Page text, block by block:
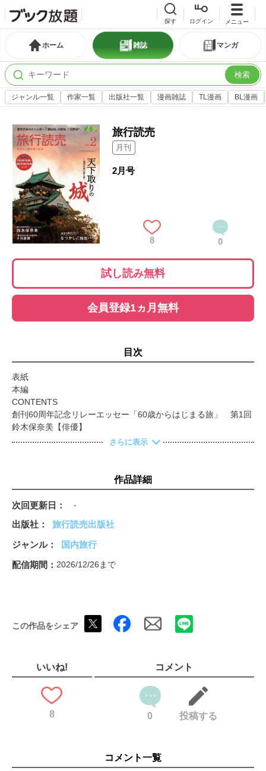
探す ログイン メニュー
ホーム 雑誌 マンガ
検索
ジャンル一覧 作家一覧 出版社一覧 漫画雑誌 TL漫画 BL漫画
旅行読売
月刊
2月号
8 0
試し読み無料
会員登録1ヵ月無料
目次
表紙
本編
CONTENTS
創刊60周年記念リレーエッセー「60歳からはじまる旅」 第1回
鈴木保奈美【俳優】
岩合光昭のちょっとネコ旅
グラビア 美しき城 畠中和久（城郭写真家）
大和大納言・秀長の100万石の城 郡山城 ◉奈良
埋められていた豊臣期の石垣を公開 大阪城 ◉大阪
生野銀山の防衛を担った“天空の城” 竹田城 ◉兵庫
紀州徳川家へとつながる平山城 和歌山城 ◉和歌山
秀吉が礎を築いた近世城郭の傑作 姫路城 ◉兵庫
コラム 大河ドラマ「豊臣兄弟！」見どころ
初めての城巡りの楽しみ方
豊臣軍の水攻めに耐えた浮き城 忍城 ◉埼玉
［ガイド］九戸城 ◉岩手 金山城 ◉群馬
［ガイド］富山城 ◉富山 長浜城 ◉滋賀
［ガイド］一宮城 ◉徳島 高城 ◉宮崎
2026年に見たい！注目の城
家康公が生まれた城 岡崎城 ◉愛知
第２特集 旅先で味わいたい なつかしご当地パン
さらに表示
作品詳細
次回更新日 -
出版社
旅行読売出版社
ジャンル
国内旅行
配信期間
2026/12/26まで
この作品をシェア
いいね!
8
コメント
0 投稿する
コメント一覧